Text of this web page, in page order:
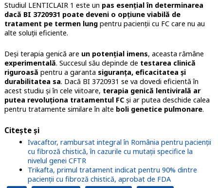
Studiul LENTICLAIR 1 este un pas esențial în determinarea
dacă BI 3720931 poate deveni o opțiune viabilă de
tratament pe termen lungpentru pacienții cu FC care nu au
alte soluții eficiente.
Deși terapia genică are un potențial imens, aceasta rămâne
experimentală. Succesul său depinde de testarea clinică
riguroasă pentru a garanta siguranța, eficacitatea și
durabilitatea sa. Dacă BI 3720931 se va dovedi eficientă în
acest studiu și în cele viitoare, terapia genică lentivirală ar
putea revoluționa tratamentul FCși ar putea deschide calea
pentru tratamente similare în alte boli genetice pulmonare.
Citește și
Ivacaftor, rambursat integral în România pentru pacienții
cu fibroză chistică, în cazurile cu mutații specifice la
nivelul genei CFTR
Trikafta, primul tratament indicat pentru 90% dintre
pacienții cu fibroză chistică, aprobat de FDA